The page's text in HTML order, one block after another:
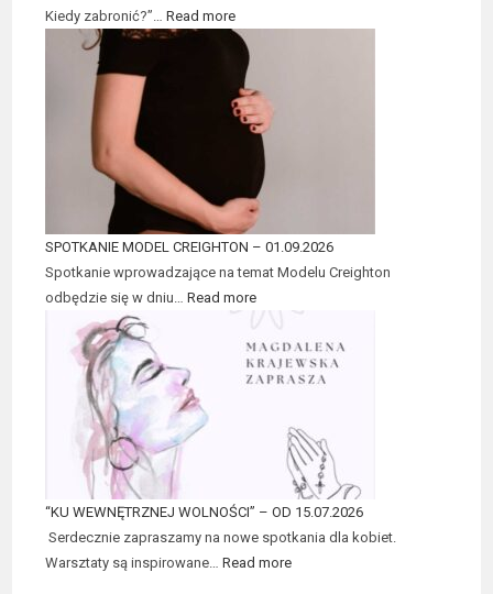
Kiedy zabronić?”…Read more
SPOTKANIE MODEL CREIGHTON – 01.09.2026
Spotkanie wprowadzające na temat Modelu Creighton
odbędzie się w dniu…Read more
“KU WEWNĘTRZNEJ WOLNOŚCI” – OD 15.07.2026
Serdecznie zapraszamy na nowe spotkania dla kobiet.
Warsztaty są inspirowane…Read more